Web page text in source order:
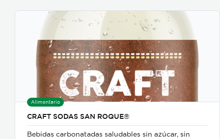
Alimentario
CRAFT SODAS SAN ROQUE®
Bebidas carbonatadas saludables sin azúcar, sin